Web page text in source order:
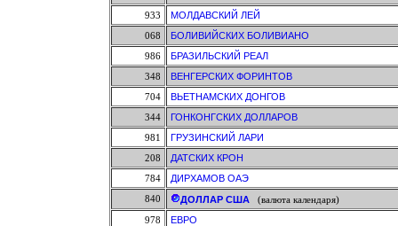
933
МОЛДАВСКИЙ ЛЕЙ
068
БОЛИВИЙСКИХ БОЛИВИАНО
986
БРАЗИЛЬСКИЙ РЕАЛ
348
ВЕНГЕРСКИХ ФОРИНТОВ
704
ВЬЕТНАМСКИХ ДОНГОВ
344
ГОНКОНГСКИХ ДОЛЛАРОВ
981
ГРУЗИНСКИЙ ЛАРИ
208
ДАТСКИХ КРОН
784
ДИРХАМОВ ОАЭ
840
ДОЛЛАР США(валюта календаря)
978
ЕВРО